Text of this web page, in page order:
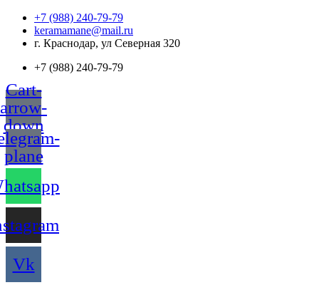
Перейти
содержимому
+7 (988) 240-79-79
keramamane@mail.ru
г. Краснодар, ул Северная 320
+7 (988) 240-79-79
Cart-
arrow-
down
plane
Vk